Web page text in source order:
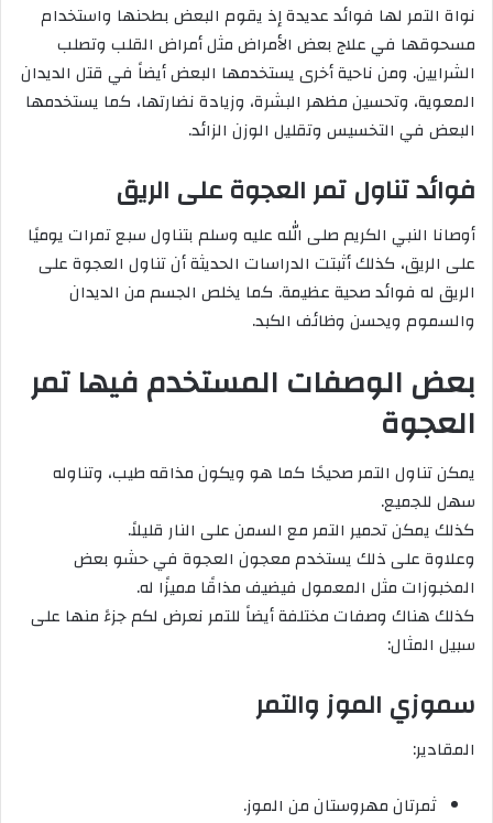
نواة التمر لها فوائد عديدة إذ يقوم البعض بطحنها واستخدام
مسحوقها في علاج بعض الأمراض مثل أمراض القلب وتصلب
الشرايين. ومن ناحية أخرى يستخدمها البعض أيضاً في قتل الديدان
المعوية، وتحسين مظهر البشرة، وزيادة نضارتها، كما يستخدمها
البعض في التخسيس وتقليل الوزن الزائد.
فوائد تناول تمر العجوة على الريق
أوصانا النبي الكريم صلى الله عليه وسلم بتناول سبع تمرات يوميًا
على الريق، كذلك أثبتت الدراسات الحديثة أن تناول العجوة على
الريق له فوائد صحية عظيمة. كما يخلص الجسم من الديدان
والسموم ويحسن وظائف الكبد.
بعض الوصفات المستخدم فيها تمر
العجوة
يمكن تناول التمر صحيحًا كما هو ويكون مذاقه طيب، وتناوله
سهل للجميع.
كذلك يمكن تحمير التمر مع السمن على النار قليلاً.
وعلاوة على ذلك يستخدم معجون العجوة في حشو بعض
المخبوزات مثل المعمول فيضيف مذاقًا مميزًا له.
كذلك هناك وصفات مختلفة أيضاً للتمر نعرض لكم جزءً منها على
سبيل المثال:
سموزي الموز والتمر
المقادير:
ثمرتان مهروستان من الموز.